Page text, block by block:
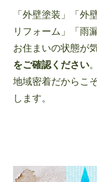
「外壁塗装」「外
リフォーム」「雨
お住まいの状態が
をご確認ください。
地域密着だからこ
します。